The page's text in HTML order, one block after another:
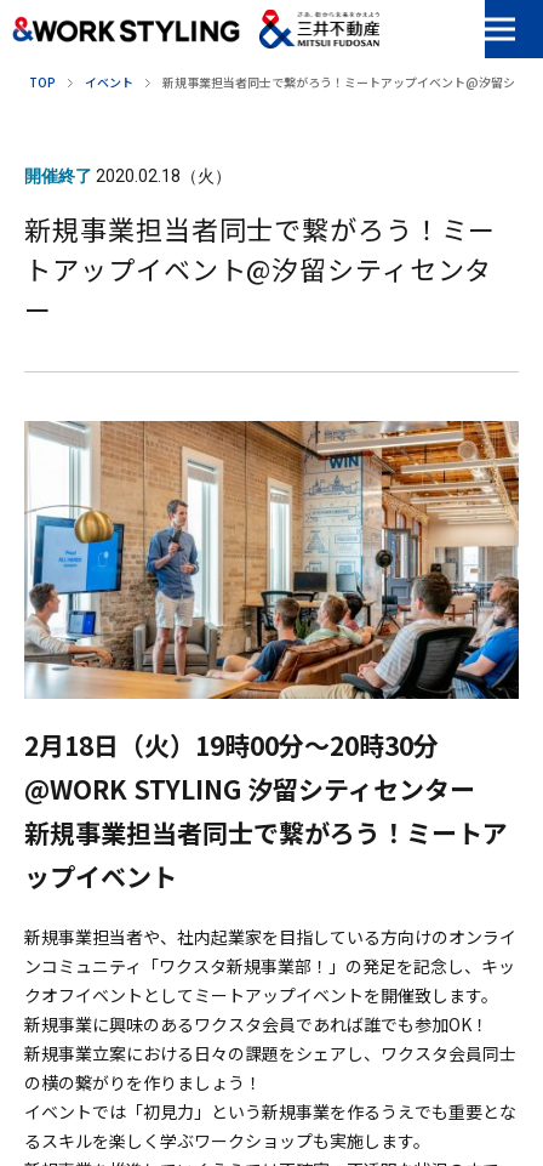
TOP イベント 新規事業担当者同士で繋がろう！ミートアップイベント@汐留シティ
開催終了 2020.02.18（火）
新規事業担当者同士で繋がろう！ミー
トアップイベント@汐留シティセンタ
ー
2月18日（火）19時00分～20時30分
@WORK STYLING 汐留シティセンター
新規事業担当者同士で繋がろう！ミートア
ップイベント
新規事業担当者や、社内起業家を目指している方向けのオンライ
ンコミュニティ「ワクスタ新規事業部！」の発足を記念し、キッ
クオフイベントとしてミートアップイベントを開催致します。
新規事業に興味のあるワクスタ会員であれば誰でも参加OK！
新規事業立案における日々の課題をシェアし、ワクスタ会員同士
の横の繋がりを作りましょう！
イベントでは「初見力」という新規事業を作るうえでも重要とな
るスキルを楽しく学ぶワークショップも実施します。